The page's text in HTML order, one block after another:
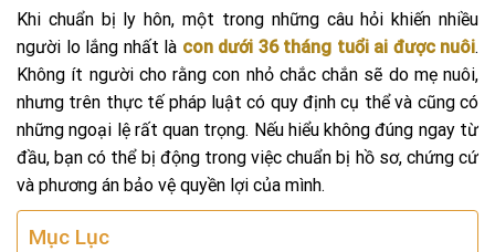
Khi chuẩn bị ly hôn, một trong những câu hỏi khiến nhiều
người lo lắng nhất là con dưới 36 tháng tuổi ai được nuôi.
Không ít người cho rằng con nhỏ chắc chắn sẽ do mẹ nuôi,
nhưng trên thực tế pháp luật có quy định cụ thể và cũng có
những ngoại lệ rất quan trọng. Nếu hiểu không đúng ngay từ
đầu, bạn có thể bị động trong việc chuẩn bị hồ sơ, chứng cứ
và phương án bảo vệ quyền lợi của mình.
Mục Lục